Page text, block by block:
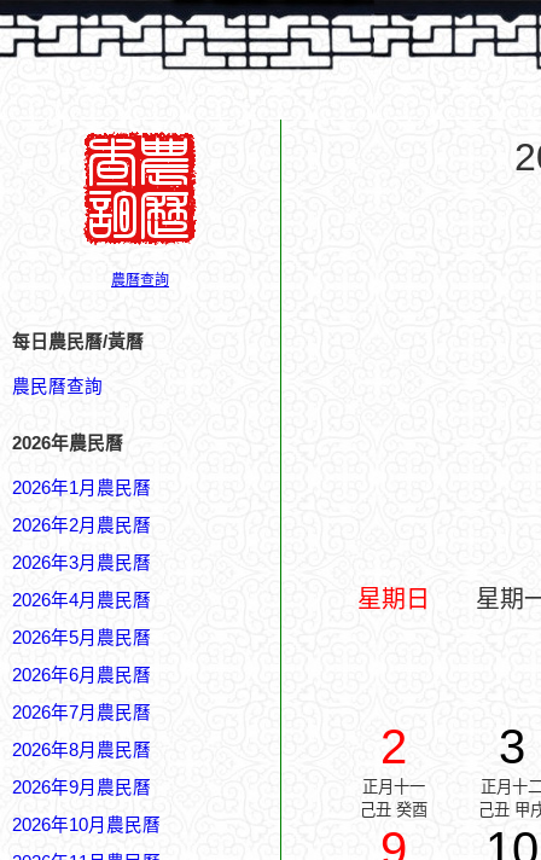
農曆查詢
每日農民曆/黃曆
農民曆查詢
2026年農民曆
2026年1月農民曆
2026年2月農民曆
2026年3月農民曆
2026年4月農民曆
2026年5月農民曆
2026年6月農民曆
2026年7月農民曆
2026年8月農民曆
2026年9月農民曆
2026年10月農民曆
星期日 星期
2
正月十一
己丑 癸酉
3
正月十
己丑 甲
9 10